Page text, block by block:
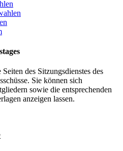
des Sitzungsdienstes des
Sie können sich
sowie die entsprechenden
anzeigen lassen.